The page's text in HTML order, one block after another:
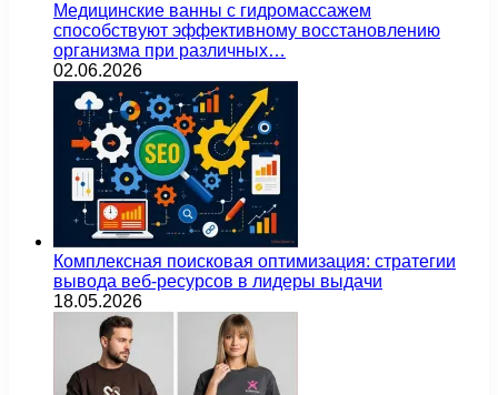
Медицинские ванны с гидромассажем
способствуют эффективному восстановлению
организма при различных…
02.06.2026
Комплексная поисковая оптимизация: стратегии
вывода веб-ресурсов в лидеры выдачи
18.05.2026